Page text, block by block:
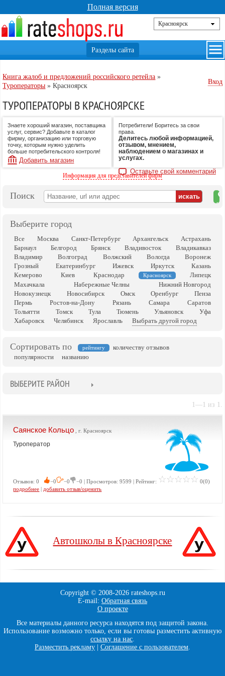
Полная версия
Книга жалоб и предложений российского ретейла »
Туроператоры »Красноярск
Вход
ТУРОПЕРАТОРЫ В КРАСНОЯРСКЕ
Знаете хороший магазин, поставщика
услуг, сервис? Добавьте в каталог
фирму, организацию или торговую
точку, которым нужно уделить
больше потребительского контроля!
Добавить магазин
Потребители! Боритесь за свои
права.
Делитесь любой информацией,
отзывом, мнением,
наблюдением о магазинах и
услугах.
Оставьте свой комментарий
Информация для представителей фирм
Поиск
на
Выберите город
Все Москва Санкт-Петербург Архангельск
Астрахань
Барнаул
Белгород Брянск Владивосток
Владикавказ
Владимир
Волгоград Волжский Вологда
Воронеж
Грозный
Екатеринбург Ижевск Иркутск
Казань
Кемерово
Киев Краснодар Красноярск
Липецк
Махачкала
Набережные Челны
Нижний Новгород
Новокузнецк
Новосибирск Омск Оренбург
Пенза
Пермь
Ростов-на-Дону Рязань Самара
Саратов
Тольятти
Томск Тула Тюмень Ульяновск
Уфа
Хабаровск
Челябинск Ярославль Выбрать другой город
Сортировать по рейтингу
количеству отзывов
популярности
названию
ВЫБЕРИТЕ РАЙОН
1—1 из 1.
Саянское Кольцо , г. Красноярск
Туроператор
Отзывов: 0 −0 −0 −0 | Просмотров: 9599 | Рейтинг:
0(0)
подробнее | добавить отзыв/оценить
Автошколы в Красноярске
Copyright © 2008-2026 rateshops.ru
E-mail: Обратная связь
О проекте
Все материалы данного ресурса находятся под защитой закона.
Использование возможно только, если вы готовы разместить активную
ссылку на нас.
Разместить рекламу
Соглашение с пользователем.